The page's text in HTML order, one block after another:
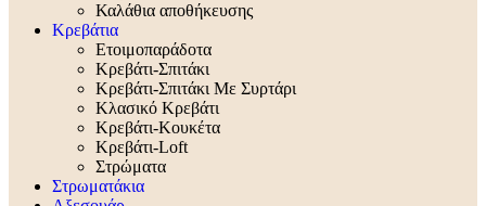
Καλάθια αποθήκευσης
Κρεβάτια
Ετοιμοπαράδοτα
Κρεβάτι-Σπιτάκι
Κρεβάτι-Σπιτάκι Με Συρτάρι
Κλασικό Κρεβάτι
Κρεβάτι-Κουκέτα
Κρεβάτι-Loft
Στρώματα
Στρωματάκια